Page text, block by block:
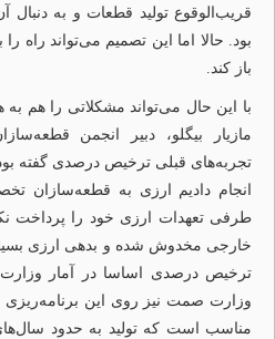
قریب‌‌‌الوقوع تولید قطعات و به دنبال
بود. حالا اما این تصمیم می‌تواند راه
باز کند.
با این حال می‌تواند مشکلاتی را هم به
مازیار بیگلو، دبیر انجمن
تجربه‌های قبلی ترخیص درصدی گفته
انجام دادیم ارزی به قطعه‌‌‌سازان
طرفی تعهدات ارزی خود را پرداخت
خارجی مخدوش شده و بدهی ارزی
ترخیص درصدی اساسا در آمار وزارت
وزارت صمت نیز روی این
مناسب است که تولید به حدود سال‌های